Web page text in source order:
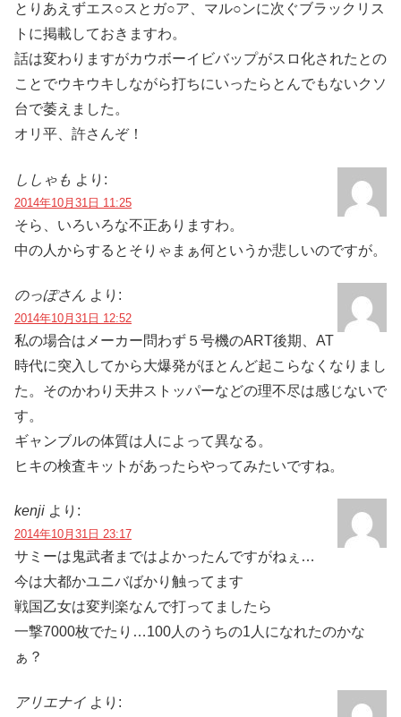
とりあえずエス○スとガ○ア、マル○ンに次ぐブラックリス
トに掲載しておきますわ。
話は変わりますがカウボーイビバップがスロ化されたとの
ことでウキウキしながら打ちにいったらとんでもないクソ
台で萎えました。
オリ平、許さんぞ！
ししゃも より:
2014年10月31日 11:25
そら、いろいろな不正ありますわ。
中の人からするとそりゃまぁ何というか悲しいのですが。
のっぽさん より:
2014年10月31日 12:52
私の場合はメーカー問わず５号機のART後期、AT
時代に突入してから大爆発がほとんど起こらなくなりまし
た。そのかわり天井ストッパーなどの理不尽は感じないで
す。
ギャンブルの体質は人によって異なる。
ヒキの検査キットがあったらやってみたいですね。
kenji より:
2014年10月31日 23:17
サミーは鬼武者まではよかったんですがねぇ…
今は大都かユニバばかり触ってます
戦国乙女は変判楽なんで打ってましたら
一撃7000枚でたり…100人のうちの1人になれたのかな
ぁ？
アリエナイ より: